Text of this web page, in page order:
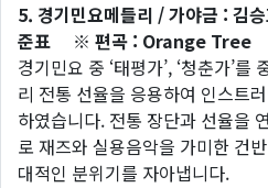
5. 경기민요메들리 / 가야금 : 김
준표 ※ 편곡 : Orange Tree
경기민요 중 ‘태평가’, ‘청춘가’
리 전통 선율을 응용하여 인스트
하였습니다. 전통 장단과 선율을
로 재즈와 실용음악을 가미한 건
대적인 분위기를 자아냅니다.